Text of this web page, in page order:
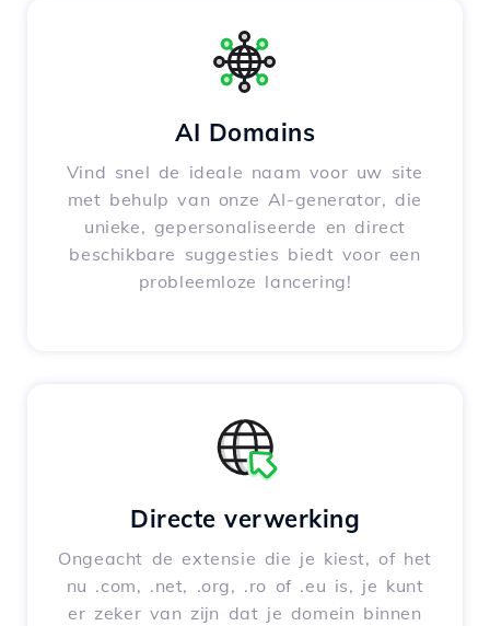
AI Domains
Vind snel de ideale naam voor uw site
met behulp van onze AI-generator, die
unieke, gepersonaliseerde en direct
beschikbare suggesties biedt voor een
probleemloze lancering!
Directe verwerking
Ongeacht de extensie die je kiest, of het
nu .com, .net, .org, .ro of .eu is, je kunt
er zeker van zijn dat je domein binnen